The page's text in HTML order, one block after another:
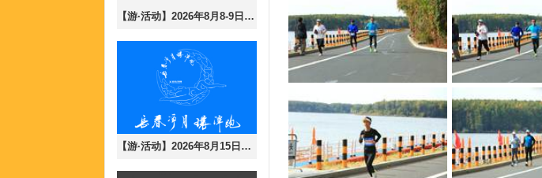
【游·活动】2026年8月8-9日第19届长春夜行43公里报名开放！
【游·活动】2026年8月15日长春净月大环潭8月半马训练赛！（含参与说明）